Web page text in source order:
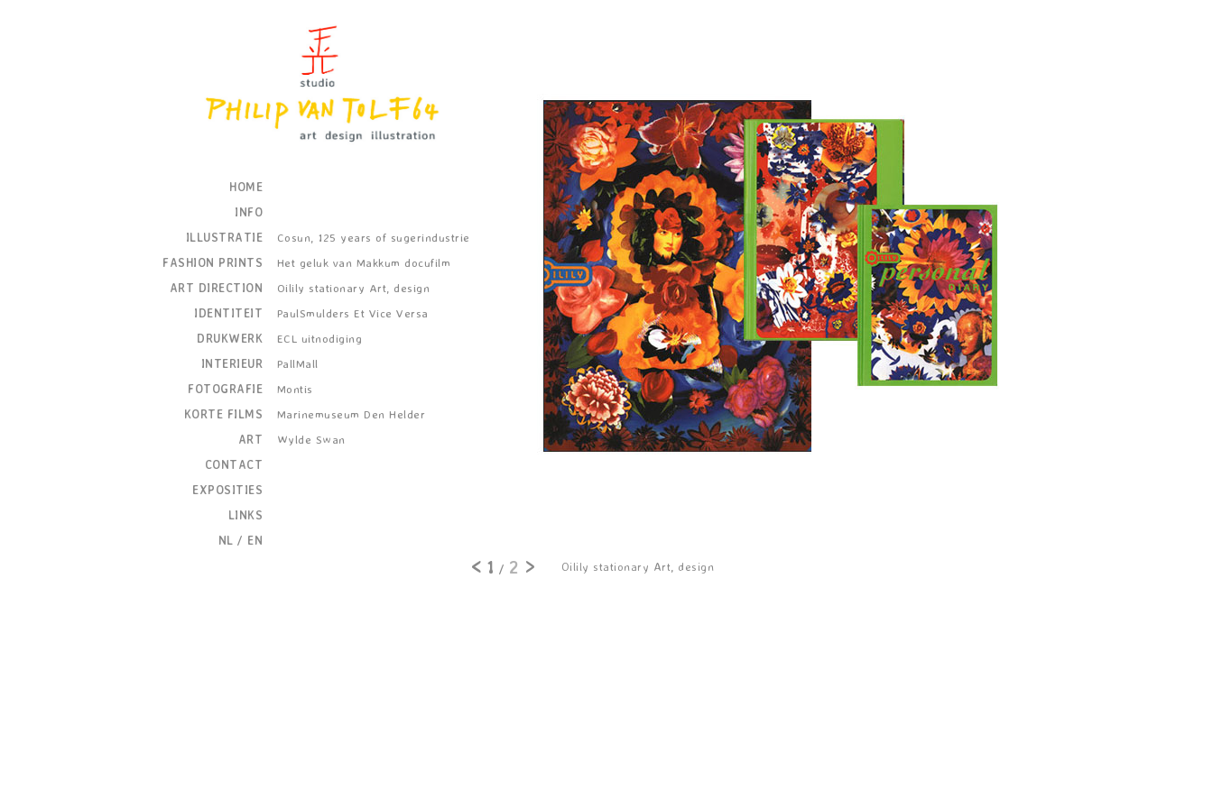
HOME
INFO
ILLUSTRATIE
FASHION PRINTS
ART DIRECTION
IDENTITEIT
DRUKWERK
INTERIEUR
FOTOGRAFIE
KORTE FILMS
ART
CONTACT
EXPOSITIES
LINKS
NL / EN
Cosun, 125 years of sugerindustrie
Het geluk van Makkum docufilm
Oilily stationary Art, design
PaulSmulders Et Vice Versa
ECL uitnodiging
PallMall
Montis
Marinemuseum Den Helder
Wylde Swan
< 1 / 2 > Oilily stationary Art, design